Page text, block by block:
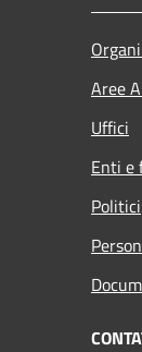
Aree
Uffici
Enti e
Politici